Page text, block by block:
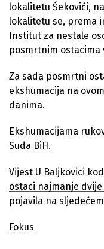
lokalitetu Šekovići,
lokalitetu se, prema
Institut za nestale
posmrtnim ostacima
Za sada posmrtni
ekshumacija na
danima.
Ekshumacijama
Suda BiH.
Vijest U Baljkovici
ostaci najmanje
pojavila na
Fokus